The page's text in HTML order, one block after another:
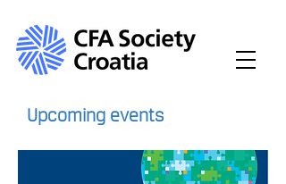
Upcoming events